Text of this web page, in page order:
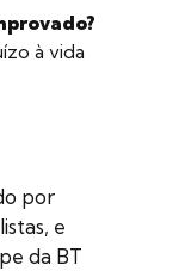
à vida
por
e
da BT